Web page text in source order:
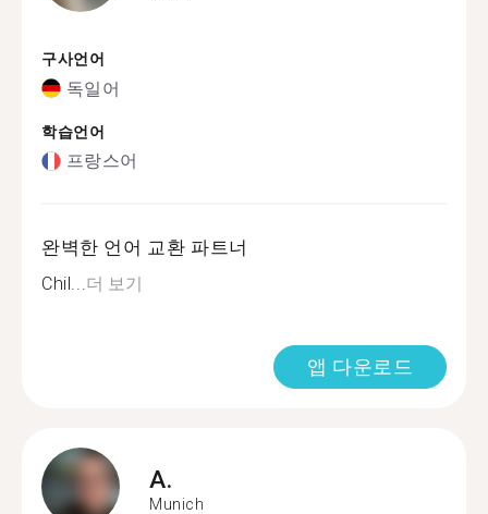
구사언어
독일어
학습언어
프랑스어
완벽한 언어 교환 파트너
Chil...더 보기
앱 다운로드
A.
Munich